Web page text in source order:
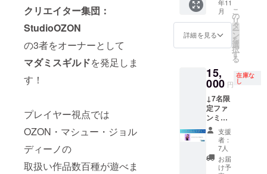
クリエイター集団：
StudioOZON
の3者をオーナーとして
マダミスギルドを発足しま
す！
プレイヤー視点では
OZON・マシュー・ジョル
ディーノの
取扱い作品数百種が遊べま
22時 第
二回：
2023年
9月20日
三回：
2023年
日(日)
12時か
ら16時
第四
回：
2023年
10月29
日(日)
気作を
手がけ
たあの
人やこ
8名用公
予定で
場所代
進行役
代金含
む。 支
援いた
だいた
方に
は、 後
日ご案
内を送
やによ
る 個別
講義を
行いま
す。 事
前にテ
レイ(人
員会場
は弊社
手配)を
して 後
日要件
をまと
めたレ
ポート
と共に
ブラッ
年11
月
詳細を見る
こ
の
リ
タ
ー
ン
を
選
択
す
る
15,
000 円
在庫な
し
↓7名限
定ファ
ンミー
ティン
グプラ
ンで
す！
Youtub
支援
者：
7人
お届
け予